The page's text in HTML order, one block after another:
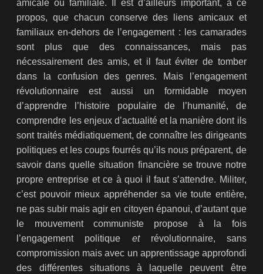
amicale ou familiale. Il est d’ailleurs important, à ce
propos, que chacun conserve des liens amicaux et
familiaux en-dehors de l’engagement : les camarades
sont plus que des connaissances, mais pas
nécessairement des amis, et il faut éviter de tomber
dans la confusion des genres. Mais l’engagement
révolutionnaire est aussi un formidable moyen
d’apprendre l’histoire populaire de l’humanité, de
comprendre les enjeux d’actualité et la manière dont ils
sont traités médiatiquement, de connaître les dirigeants
politiques et les coups fourrés qu’ils nous préparent, de
savoir dans quelle situation financière se trouve notre
propre entreprise et ce à quoi il faut s’attendre. Militer,
c’est pouvoir mieux appréhender sa vie toute entière,
ne pas subir mais agir en citoyen épanoui, d’autant que
le mouvement communiste propose à la fois
l’engagement politique etrévolutionnaire, sans
compromission mais avec un apprentissage approfondi
des différentes situations à laquelle peuvent être